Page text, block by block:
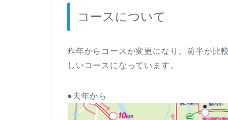
コースについて
昨年からコースが変更になり、前半が比
しいコースになっています。
●去年から